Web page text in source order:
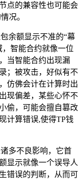
点的兼容性也可能会
况。
余额显示不准的“幕
智能合约就像一位
当智能合约出现漏
；被攻击，好似有不
仿佛会计在计算时出
现偏差，某些心怀不
偷，可能会擅自篡改
计算错误,使得TP钱
多不良影响，它首
显示就像一个误导人
错误的判断，从而可